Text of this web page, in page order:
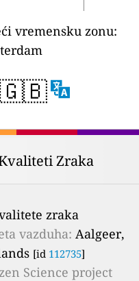
vremensku zonu:
🇬🇧
Zraka
zraka
vazduha: Aalgeer,
[id 112735]
Science project